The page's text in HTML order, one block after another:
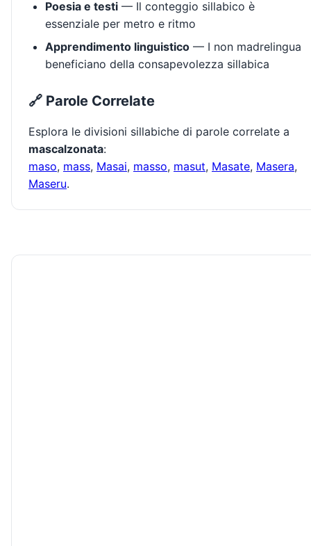
Poesia e testi — Il conteggio sillabico è
essenziale per metro e ritmo
Apprendimento linguistico — I non madrelingua
beneficiano della consapevolezza sillabica
🔗 Parole Correlate
Esplora le divisioni sillabiche di parole correlate a
mascalzonata:
maso, mass, Masai, masso, masut, Masate, Masera,
Maseru.